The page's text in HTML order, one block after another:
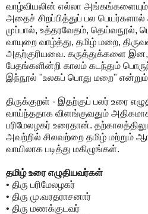
வாழ்வியலின் எல்லா அங்கங்களையும்
அதைச் சிறப்பித்துப் பல பெயர்களால்
முப்பால், உத்தரவேதம், தெய்வநூல்,
வாயுறை வாழ்த்து, தமிழ் மறை,
அதற்குரியவை. கருத்துக்களை இன,
பேதங்களின்றி காலம் கடந்தும்
இந்நூல் "உலகப் பொது மறை" என்றும்
திருக்குறள் - இதற்குப் பலர் உரை
வாய்ந்ததாக விளங்குவதும்
பரிமேலழகர் உரைதான்.
அவற்றில் சிலவற்றை தமிழ் மற்றும்
வாயிலாக படித்து மகிழுங்கள்.
தமிழ் உரை எழுதியவர்கள்
• திரு பரிமேலழகர்
• திரு மு.வரதராசனார்
• திரு மணக்குடவர்